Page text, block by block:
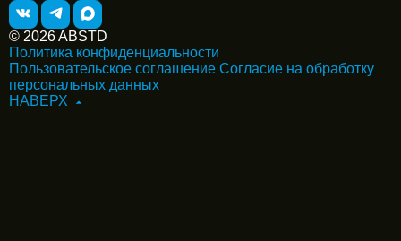
© 2026 ABSTD
Политика конфиденциальности
Пользовательское соглашение Согласие на обработку
персональных данных
НАВЕРХ